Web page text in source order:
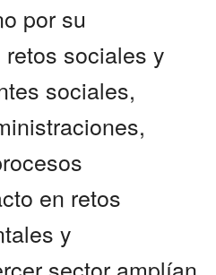
por su
sociales y
sociales,
en retos
y